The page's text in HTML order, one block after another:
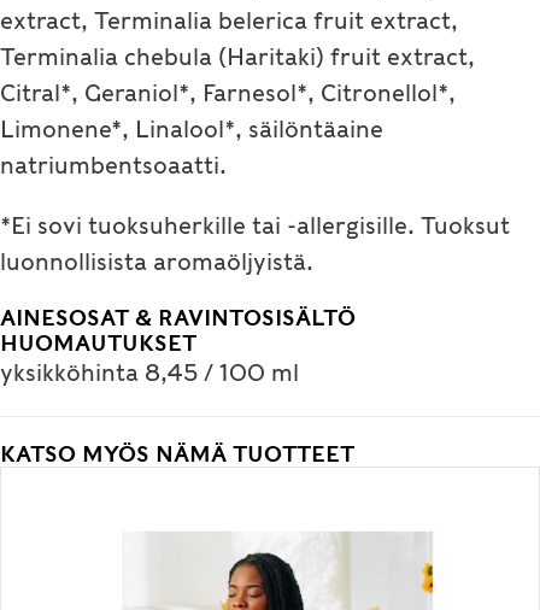
extract, Terminalia belerica fruit extract,
Terminalia chebula (Haritaki) fruit extract,
Citral*, Geraniol*, Farnesol*, Citronellol*,
Limonene*, Linalool*, säilöntäaine
natriumbentsoaatti.
*Ei sovi tuoksuherkille tai -allergisille. Tuoksut
luonnollisista aromaöljyistä.
AINESOSAT & RAVINTOSISÄLTÖ
HUOMAUTUKSET
yksikköhinta 8,45 / 100 ml
KATSO MYÖS NÄMÄ TUOTTEET